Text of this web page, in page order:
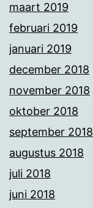
maart 2019
februari 2019
januari 2019
december 2018
november 2018
oktober 2018
september 2018
augustus 2018
juli 2018
juni 2018